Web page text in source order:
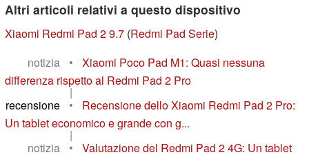
Altri articoli relativi a questo dispositivo
Xiaomi Redmi Pad 2 9.7 (Redmi Pad Serie)
notizia
•
Xiaomi Poco Pad M1: Quasi nessuna
differenza rispetto al Redmi Pad 2 Pro
|
recensione
•
Recensione dello Xiaomi Redmi Pad 2 Pro:
Un tablet economico e grande con g...
|
notizia
•
Valutazione del Redmi Pad 2 4G: Un tablet